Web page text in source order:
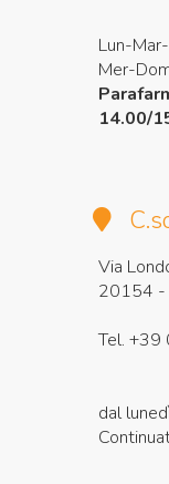
Lun-
Mer-
14.00/
Via
20154 -
Tel.
dal